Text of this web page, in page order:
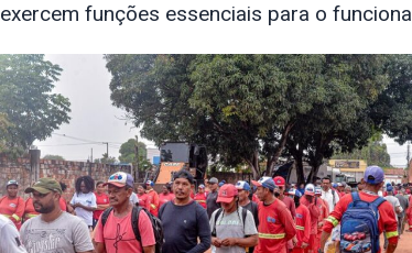
exercem funções essenciais para o